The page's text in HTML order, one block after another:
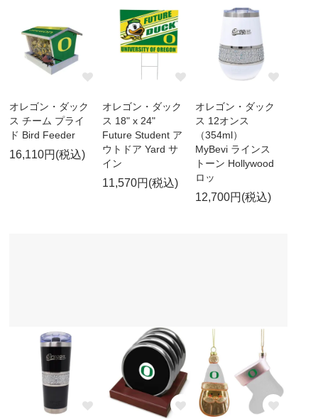
オレゴン・ダック
ス チーム プライ
ド Bird Feeder
16,110円(税込)
オレゴン・ダック
ス 18" x 24"
Future Student ア
ウトドア Yard サ
イン
11,570円(税込)
オレゴン・ダック
ス 12オンス
（354ml）
MyBevi ラインス
トーン Hollywood
ロッ
12,700円(税込)